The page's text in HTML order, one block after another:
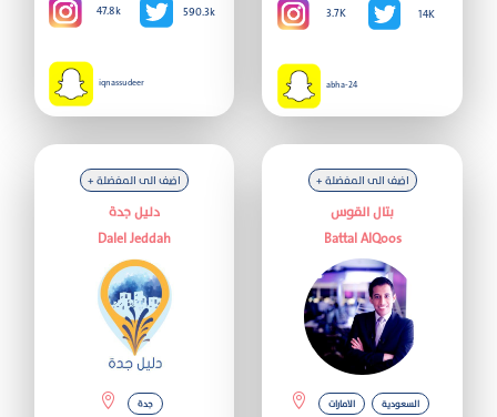
47.8k 590.3k
iqnassudeer
3.7K 14K
abha-24
+ اضف الى المفضلة
دليل جدة
Dalel Jeddah
جدة
+ اضف الى المفضلة
بتال القوس
Battal AlQoos
الامارات السعودية